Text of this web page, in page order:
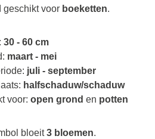
geschikt voor boeketten.
30 - 60 cm
maart - mei
juli - september
halfschaduw/schaduw
voor: open grond en potten
bloeit3 bloemen.